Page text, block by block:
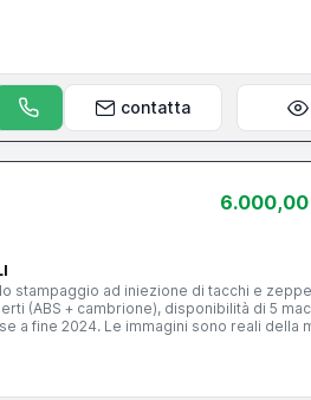
contatta
6.000,00
stampaggio ad iniezione di tacchi e
(ABS + cambrione), disponibilità di 5
a fine 2024. Le immagini sono reali della